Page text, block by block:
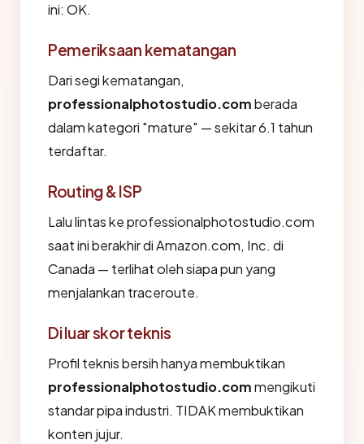
ini: OK.
Pemeriksaan kematangan
Dari segi kematangan,
professionalphotostudio.comberada
dalam kategori "mature" — sekitar 6.1 tahun
terdaftar.
Routing & ISP
Lalu lintas ke professionalphotostudio.com
saat ini berakhir di Amazon.com, Inc. di
Canada — terlihat oleh siapa pun yang
menjalankan traceroute.
Di luar skor teknis
Profil teknis bersih hanya membuktikan
professionalphotostudio.commengikuti
standar pipa industri. TIDAK membuktikan
konten jujur.